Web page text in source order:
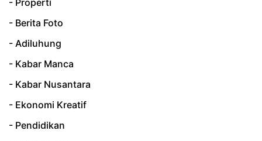
- Properti
- Berita Foto
- Adiluhung
- Kabar Manca
- Kabar Nusantara
- Ekonomi Kreatif
- Pendidikan